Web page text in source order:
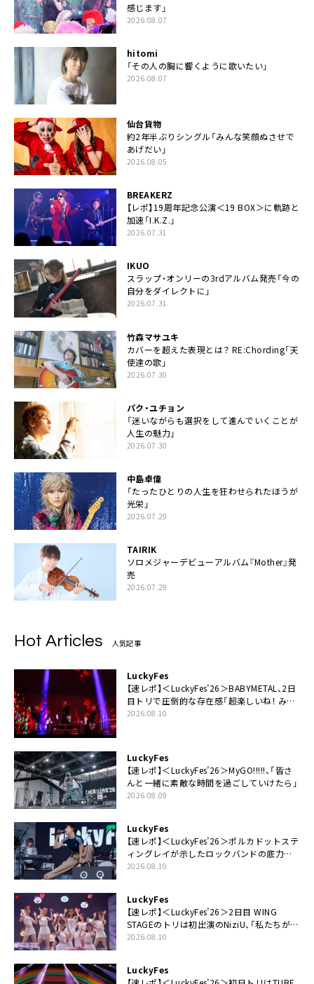
感じます」
2026.08.07
hitomi
「その人の胸に響くように歌いたい」
2026.08.07
仙台貨物
約2年半ぶりシングル「みんな笑顔ぬさせで
あげだい」
2026.08.05
BREAKERZ
【レポ】19周年記念公演＜19 BOX＞に軌跡と
加速「I.K.Z.」
2026.07.31
IKUO
スラップ・オンリーの3rdアルバム発売「今の
自分をダイレクトに」
2026.07.31
竹森マサユキ
カバーを超えた表現とは？ RE:Chording「天
使達の歌」
2026.07.30
パク・ユチョン
「迷いながらも選択をして進んでいくことが
人生の魅力」
2026.07.30
中島卓偉
「たったひとりの人生を狂わせられたほうが
光栄」
2026.07.29
TAIRIK
ソロメジャーデビューアルバム『Mother』発
売
2026.07.29
Hot Articles 人気記事
LuckyFes
【速レポ】＜LuckyFes’26＞BABYMETAL、2日
目トリで圧倒的な存在感「超楽しいね！ みん
なありがとう！」
2026.08.10
LuckyFes
【速レポ】＜LuckyFes’26＞MyGO!!!!!、「皆さ
んと一緒に素敵な時間を過ごしていけたら」
2026.08.09
LuckyFes
【速レポ】＜LuckyFes’26＞ポルカドットステ
ィングレイが示したロックバンドの底力
「LuckyFesのマスコットキャラクターである
2026.08.10
LuckyFes
【速レポ】＜LuckyFes’26＞2日目 WING
STAGEのトリは初出演のNiziU、「私たちが最
高の夏の思い出にしてみせます」
2026.08.10
LuckyFes